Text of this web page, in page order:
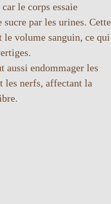
car le corps essaie
sucre par les urines. Cette
volume sanguin, ce qui
aussi endommager les
les nerfs, affectant la